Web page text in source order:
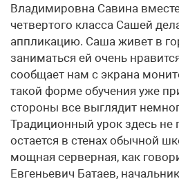
Владимировна Савина
четвертого класса Сашей
аппликацию. Саша живет в
заниматься ей очень
сообщает нам с экрана
такой форме обучения уже
стороны все выглядит
Традиционный урок здесь не
остается в стенах обычной
мощная серверная, как
Евгеньевич Батаев,